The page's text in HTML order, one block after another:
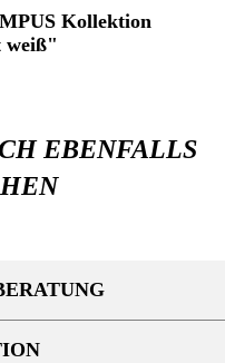
Kollektion
weiß"
EBENFALLS